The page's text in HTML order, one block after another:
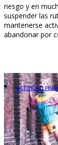
riesgo y en
suspender las
mantenerse
abandonar por
ACTIVIDAD